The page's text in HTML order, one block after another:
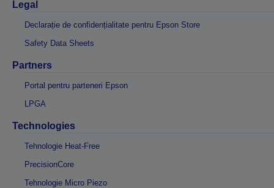
Legal
Declarație de confidențialitate pentru Epson Store
Safety Data Sheets
Partners
Portal pentru parteneri Epson
LPGA
Technologies
Tehnologie Heat-Free
PrecisionCore
Tehnologie Micro Piezo